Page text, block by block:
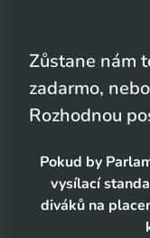
Zůstane nám
zadarmo,
Rozhodnou
Pokud by
vysílací
diváků na